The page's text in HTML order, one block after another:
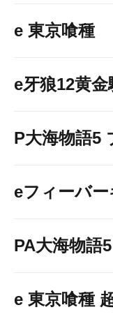
e 東京喰種
e牙狼12黄
P大海物語5
eフィーバ
PA大海物語
e 東京喰種